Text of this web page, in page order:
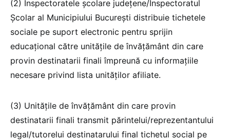
(2) Inspectoratele școlare județene/Inspectoratul
Şcolar al Municipiului Bucureşti distribuie tichetele
sociale pe suport electronic pentru sprijin
educațional către unitățile de învățământ din care
provin destinatarii finali împreună cu informațiile
necesare privind lista unităților afiliate.
(3) Unitățile de învățământ din care provin
destinatarii finali transmit părintelui/reprezentantului
legal/tutorelui destinatarului final tichetul social pe